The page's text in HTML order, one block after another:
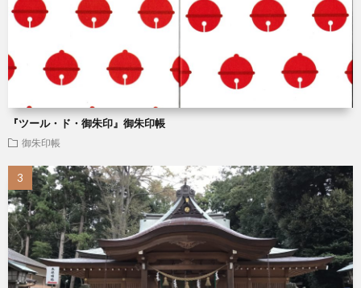
『ツール・ド・御朱印』御朱印帳
御朱印帳